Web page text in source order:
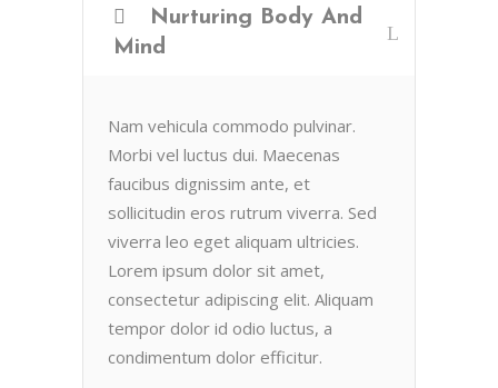
Nurturing Body And
Mind
Nam vehicula commodo pulvinar.
Morbi vel luctus dui. Maecenas
faucibus dignissim ante, et
sollicitudin eros rutrum viverra. Sed
viverra leo eget aliquam ultricies.
Lorem ipsum dolor sit amet,
consectetur adipiscing elit. Aliquam
tempor dolor id odio luctus, a
condimentum dolor efficitur.